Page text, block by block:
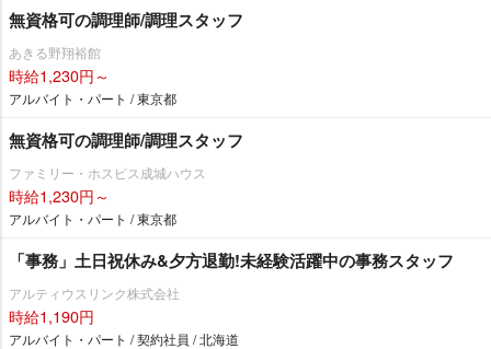
無資格可の調理師/調理スタッフ
あきる野翔裕館
時給1,230円～
アルバイト・パート / 東京都
無資格可の調理師/調理スタッフ
ファミリー・ホスピス成城ハウス
時給1,230円～
アルバイト・パート / 東京都
「事務」土日祝休み&夕方退勤!未経験活躍中の事務スタッフ
アルティウスリンク株式会社
時給1,190円
アルバイト・パート / 契約社員 / 北海道